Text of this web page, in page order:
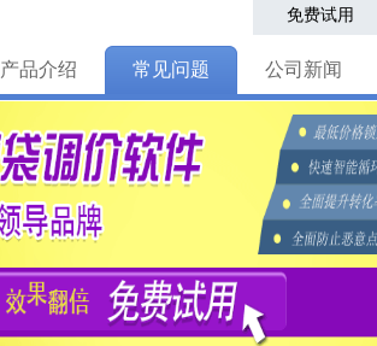
免费试用
产品介绍 常见问题 公司新闻